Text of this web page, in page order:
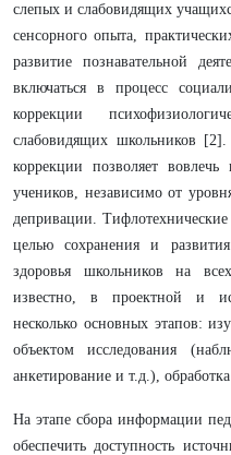
слепых и слабовидящих
сенсорного опыта,
развитие познавательной
включаться в процесс
коррекции
слабовидящих школьников
коррекции позволяет
учеников, независимо от
депривации. Тифлотехнические
целью сохранения и
здоровья школьников на
известно, в проектной и
несколько основных этапов:
объектом исследования
анкетирование и т.д.),
На этапе сбора информации
обеспечить доступность